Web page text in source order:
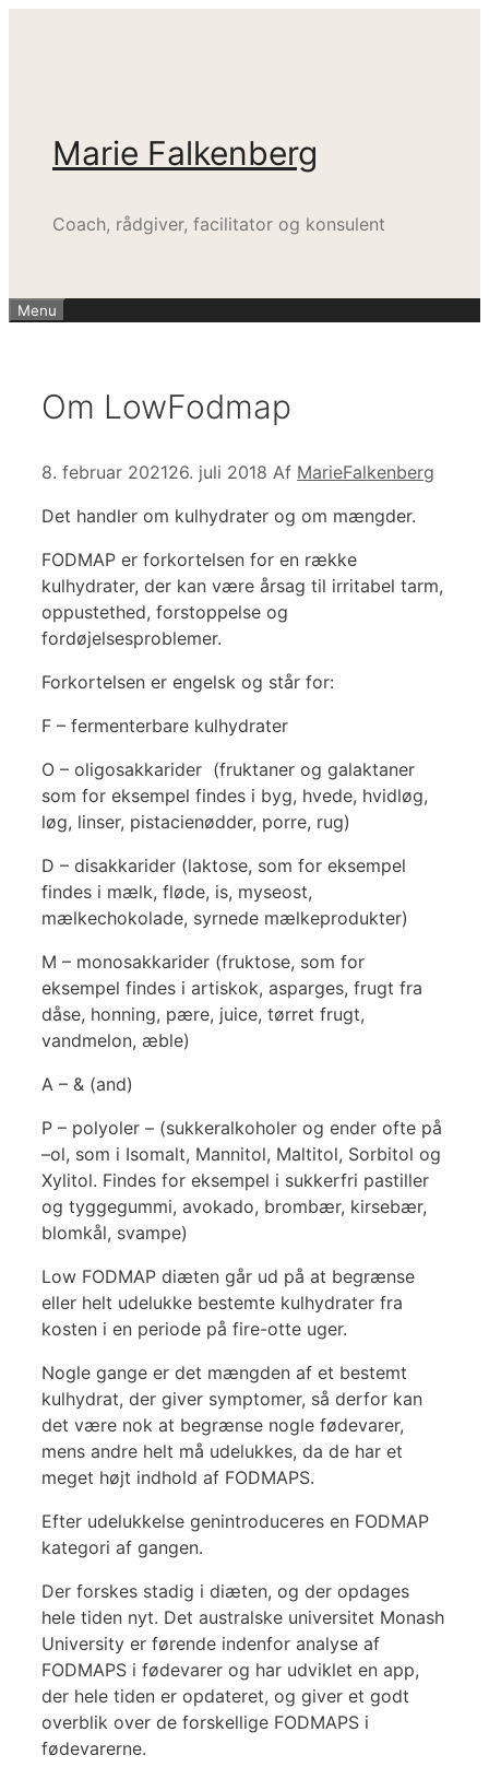
Marie Falkenberg
Coach, rådgiver, facilitator og konsulent
Menu
Om LowFodmap
8. februar 202126. juli 2018 Af MarieFalkenberg
Det handler om kulhydrater og om mængder.
FODMAP er forkortelsen for en række
kulhydrater, der kan være årsag til irritabel tarm,
oppustethed, forstoppelse og
fordøjelsesproblemer.
Forkortelsen er engelsk og står for:
F – fermenterbare kulhydrater
O – oligosakkarider (fruktaner og galaktaner
som for eksempel findes i byg, hvede, hvidløg,
løg, linser, pistacienødder, porre, rug)
D – disakkarider (laktose, som for eksempel
findes i mælk, fløde, is, myseost,
mælkechokolade, syrnede mælkeprodukter)
M – monosakkarider (fruktose, som for
eksempel findes i artiskok, asparges, frugt fra
dåse, honning, pære, juice, tørret frugt,
vandmelon, æble)
A – & (and)
P – polyoler – (sukkeralkoholer og ender ofte på
–ol, som i Isomalt, Mannitol, Maltitol, Sorbitol og
Xylitol. Findes for eksempel i sukkerfri pastiller
og tyggegummi, avokado, brombær, kirsebær,
blomkål, svampe)
Low FODMAP diæten går ud på at begrænse
eller helt udelukke bestemte kulhydrater fra
kosten i en periode på fire-otte uger.
Nogle gange er det mængden af et bestemt
kulhydrat, der giver symptomer, så derfor kan
det være nok at begrænse nogle fødevarer,
mens andre helt må udelukkes, da de har et
meget højt indhold af FODMAPS.
Efter udelukkelse genintroduceres en FODMAP
kategori af gangen.
Der forskes stadig i diæten, og der opdages
hele tiden nyt. Det australske universitet Monash
University er førende indenfor analyse af
FODMAPS i fødevarer og har udviklet en app,
der hele tiden er opdateret, og giver et godt
overblik over de forskellige FODMAPS i
fødevarerne.